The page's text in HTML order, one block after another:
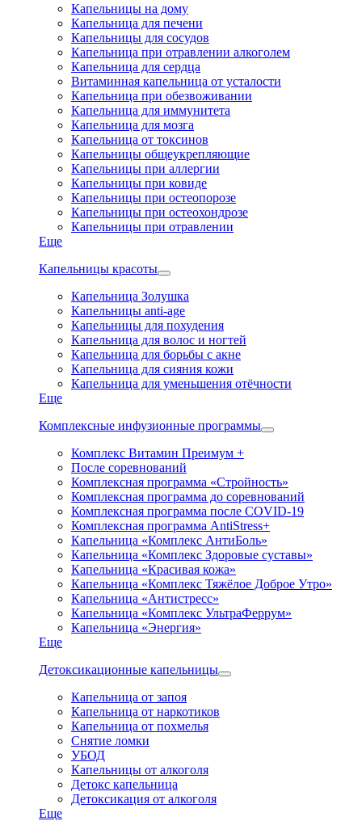
Капельницы на дому
Капельница для печени
Капельницы для сосудов
Капельница при отравлении алкоголем
Капельница для сердца
Витаминная капельница от усталости
Капельница при обезвоживании
Капельница для иммунитета
Капельница для мозга
Капельница от токсинов
Капельницы общеукрепляющие
Капельницы при аллергии
Капельницы при ковиде
Капельницы при остеопорозе
Капельницы при остеохондрозе
Капельницы при отравлении
Еще
Капельницы красоты
Капельница Золушка
Капельницы anti-age
Капельницы для похудения
Капельница для волос и ногтей
Капельница для борьбы с акне
Капельница для сияния кожи
Капельница для уменьшения отёчности
Еще
Комплексные инфузионные программы
Комплекс Витамин Преимум +
После соревнований
Комплексная программа «Стройность»
Комплексная программа до соревнований
Комплексная программа после COVID-19
Комплексная программа AntiStress+
Капельница «Комплекс АнтиБоль»
Капельница «Комплекс Здоровые суставы»
Капельница «Красивая кожа»
Капельница «Комплекс Тяжёлое Доброе Утро»
Капельница «Антистресс»
Капельница «Комплекс УльтраФеррум»
Капельница «Энергия»
Еще
Детоксикационные капельницы
Капельница от запоя
Капельница от наркотиков
Капельница от похмелья
Снятие ломки
УБОД
Капельницы от алкоголя
Детокс капельница
Детоксикация от алкоголя
Еще